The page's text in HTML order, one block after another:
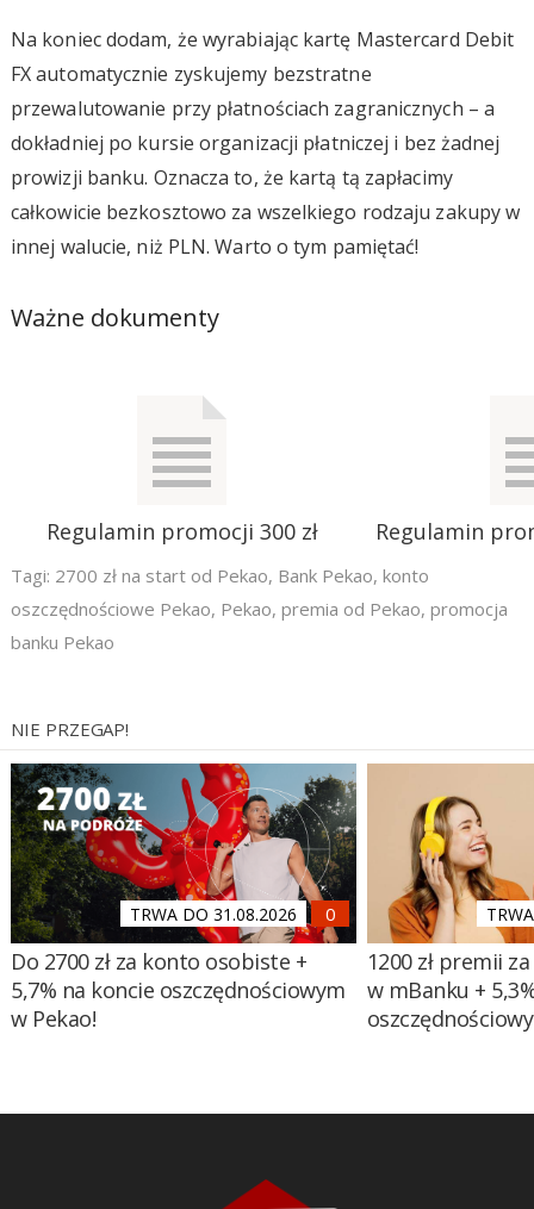
Na koniec dodam, że wyrabiając kartę Mastercard Debit
FX automatycznie zyskujemy bezstratne
przewalutowanie przy płatnościach zagranicznych – a
dokładniej po kursie organizacji płatniczej i bez żadnej
prowizji banku. Oznacza to, że kartą tą zapłacimy
całkowicie bezkosztowo za wszelkiego rodzaju zakupy w
innej walucie, niż PLN. Warto o tym pamiętać!
Ważne dokumenty
Regulamin promocji 300 zł Regulamin
Tagi: 2700 zł na start od Pekao, Bank Pekao, konto
oszczędnościowe Pekao, Pekao, premia od Pekao, promocja
banku Pekao
NIE PRZEGAP!
TRWA DO 31.08.2026
Do 2700 zł za konto osobiste +
5,7% na koncie oszczędnościowym
w Pekao!
1200 zł premii
w mBanku +